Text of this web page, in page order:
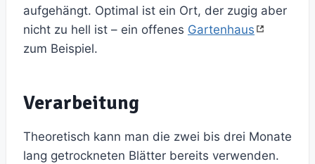
aufgehängt. Optimal ist ein Ort, der zugig aber
nicht zu hell ist – ein offenes Gartenhaus
zum Beispiel.
Verarbeitung
Theoretisch kann man die zwei bis drei Monate
lang getrockneten Blätter bereits verwenden.